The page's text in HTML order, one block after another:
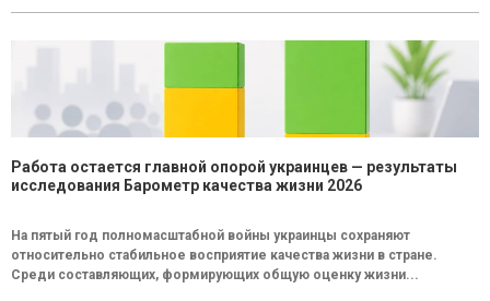
Работа остается главной опорой украинцев — результаты
исследования Барометр качества жизни 2026
На пятый год полномасштабной войны украинцы сохраняют
относительно стабильное восприятие качества жизни в стране.
Среди составляющих, формирующих общую оценку жизни...